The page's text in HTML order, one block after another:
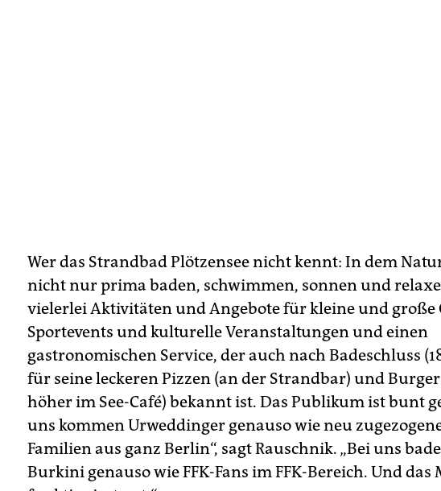
Wer das Strandbad Plötzensee nicht kennt: In dem
nicht nur prima baden, schwimmen, sonnen und
vielerlei Aktivitäten und Angebote für kleine und große
Sportevents und kulturelle Veranstaltungen und einen
gastronomischen Service, der auch nach Badeschluss
für seine leckeren Pizzen (an der Strandbar) und
höher im See-Café) bekannt ist. Das Publikum ist bunt
uns kommen Ur­weddinger genauso wie neu
Familien aus ganz Berlin“, sagt Rauschnik. „Bei uns
Burkini genauso wie FFK-Fans im FFK-Bereich. Und